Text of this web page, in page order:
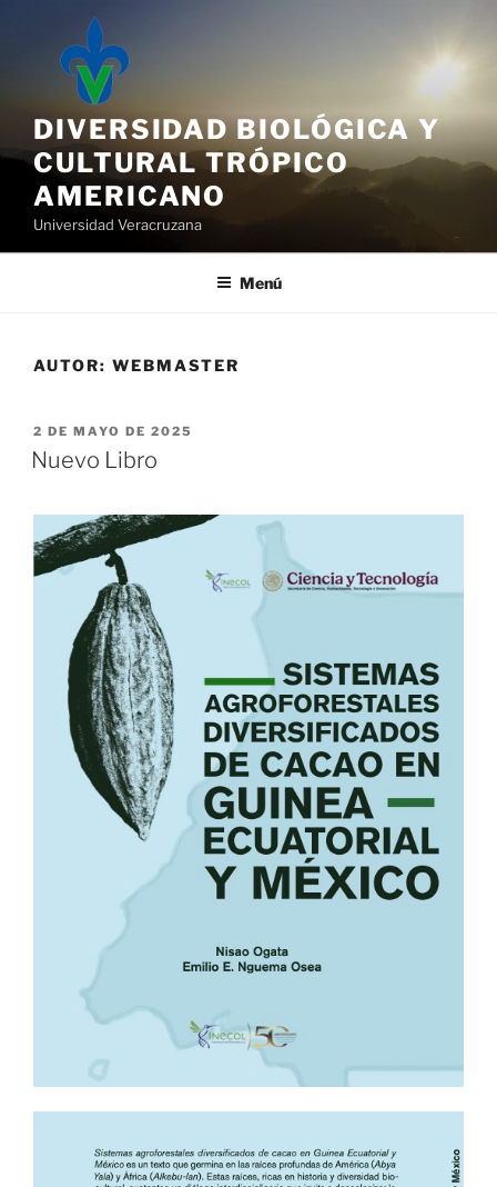
contenido
DIVERSIDAD BIOLÓGICA Y
CULTURAL TRÓPICO
AMERICANO
Universidad Veracruzana
Menú
AUTOR: WEBMASTER
PUBLICADO
EL
2 DE MAYO DE 2025
Nuevo Libro